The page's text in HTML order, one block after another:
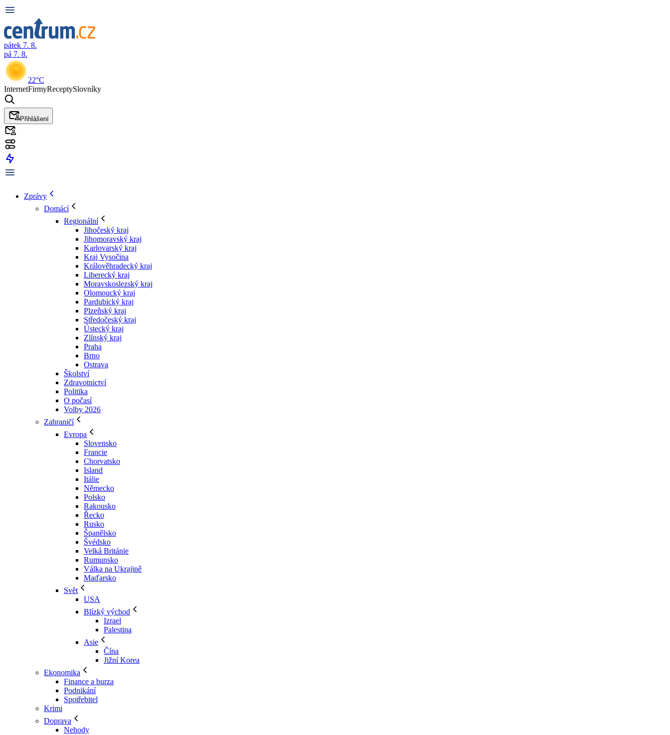
pátek 7. 8.
pá 7. 8.
22°C
InternetFirmyReceptySlovníky
Přihlášení
Zprávy
Domácí
Regionální
Jihočeský kraj
Jihomoravský kraj
Karlovarský kraj
Kraj Vysočina
Králověhradecký kraj
Liberecký kraj
Moravskoslezský kraj
Olomoucký kraj
Pardubický kraj
Plzeňský kraj
Středočeský kraj
Ústecký kraj
Zlínský kraj
Praha
Brno
Ostrava
Školství
Zdravotnictví
Politika
O počasí
Volby 2026
Zahraničí
Evropa
Slovensko
Francie
Chorvatsko
Island
Itálie
Německo
Polsko
Rakousko
Řecko
Rusko
Španělsko
Švédsko
Velká Británie
Rumunsko
Válka na Ukrajině
Maďarsko
Svět
USA
Blízký východ
Izrael
Palestina
Asie
Čína
Jižní Korea
Ekonomika
Finance a burza
Podnikání
Spotřebitel
Krimi
Doprava
Nehody